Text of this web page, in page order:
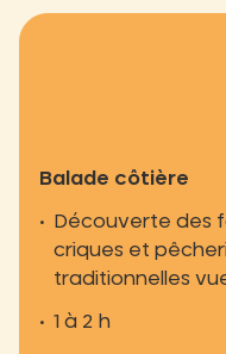
Balade côtière
Découverte des
criques et
traditionnelles
1 à 2 h